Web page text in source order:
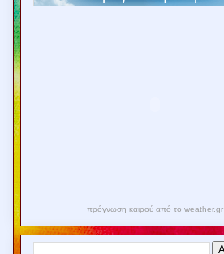
πρόγνωση καιρού από το weather.gr